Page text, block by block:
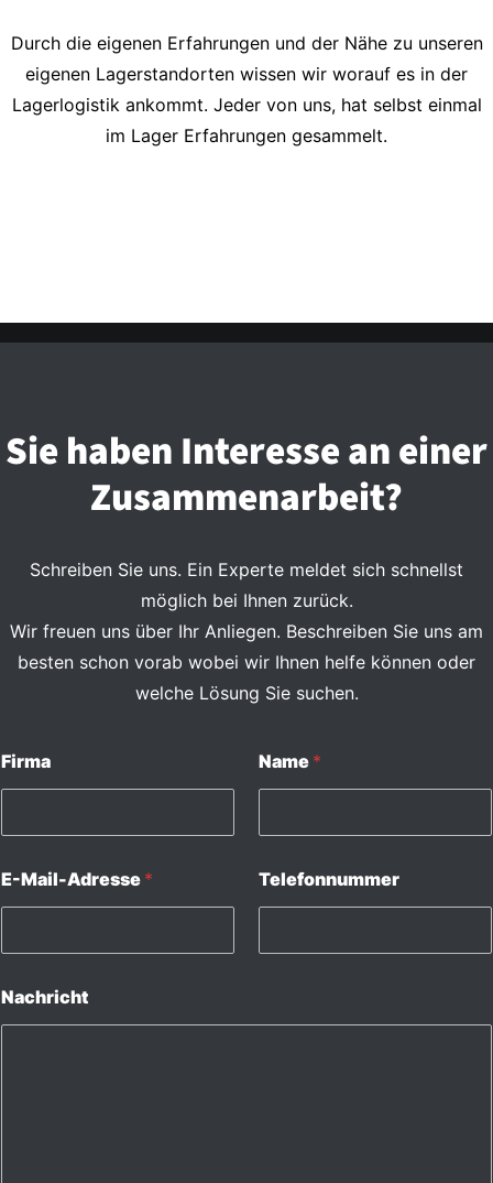
Durch die eigenen Erfahrungen und der Nähe zu unseren
eigenen Lagerstandorten wissen wir worauf es in der
Lagerlogistik ankommt. Jeder von uns, hat selbst einmal
im Lager Erfahrungen gesammelt.
Sie haben Interesse an einer
Zusammenarbeit?
Schreiben Sie uns. Ein Experte meldet sich schnellst
möglich bei Ihnen zurück.
Wir freuen uns über Ihr Anliegen. Beschreiben Sie uns am
besten schon vorab wobei wir Ihnen helfe können oder
welche Lösung Sie suchen.
Firma Name *
E-Mail-Adresse * Telefonnummer
Nachricht